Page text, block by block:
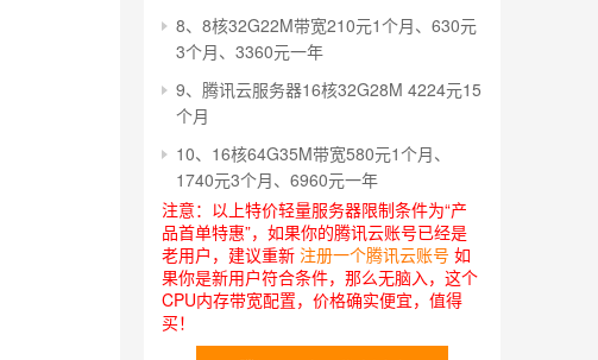
8、8核32G22M带宽210元1个月、630元
3个月、3360元一年
9、腾讯云服务器16核32G28M 4224元15
个月
10、16核64G35M带宽580元1个月、
1740元3个月、6960元一年
注意：以上特价轻量服务器限制条件为“产
品首单特惠”，如果你的腾讯云账号已经是
老用户，建议重新 注册一个腾讯云账号 如
果你是新用户符合条件，那么无脑入，这个
CPU内存带宽配置，价格确实便宜，值得
买！